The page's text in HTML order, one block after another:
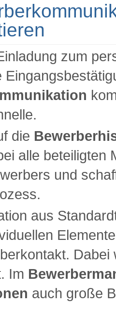
zum
die
alle beteiligten
und
aus
Im
auch große